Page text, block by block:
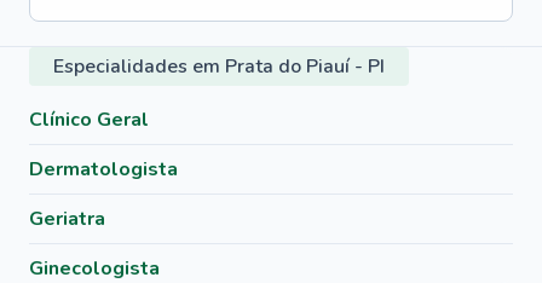
Especialidades em Prata do Piauí - PI
Clínico Geral
Dermatologista
Geriatra
Ginecologista